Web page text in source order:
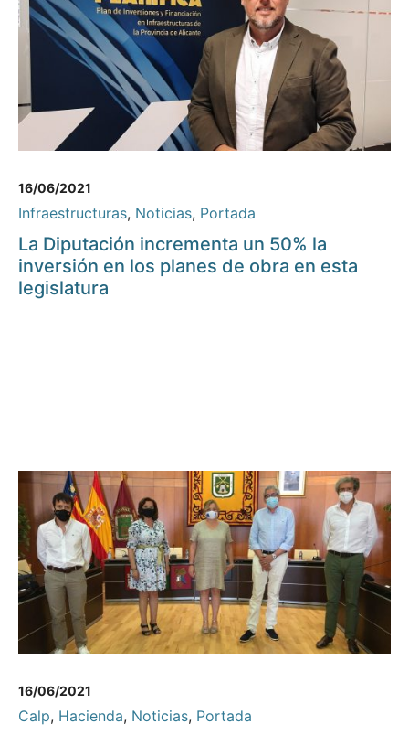
16/06/2021
Infraestructuras, Noticias, Portada
La Diputación incrementa un 50% la
inversión en los planes de obra en esta
legislatura
16/06/2021
Calp, Hacienda, Noticias, Portada